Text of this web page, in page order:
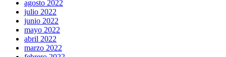
agosto 2022
julio 2022
junio 2022
mayo 2022
abril 2022
marzo 2022